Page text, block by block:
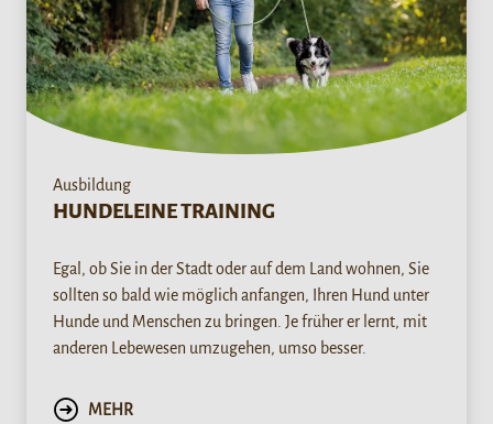
Ausbildung
HUNDELEINE TRAINING
Egal, ob Sie in der Stadt oder auf dem Land wohnen, Sie
sollten so bald wie möglich anfangen, Ihren Hund unter
Hunde und Menschen zu bringen. Je früher er lernt, mit
anderen Lebewesen umzugehen, umso besser.
MEHR